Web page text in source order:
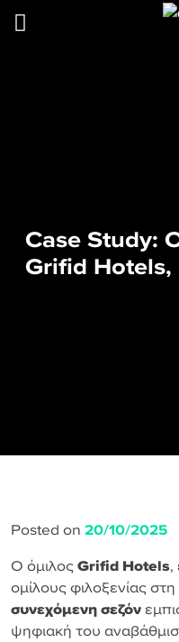
Case Study:
Grifid Hotels,
Posted on 20/10/2025
Ο όμιλοςGrifid Hotels,
ομίλους φιλοξενίας
συνεχόμενη σεζόν
ψηφιακή του